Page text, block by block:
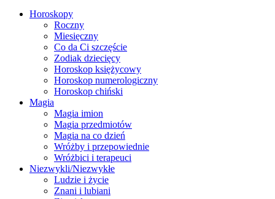
Horoskopy
Roczny
Miesięczny
Co da Ci szczęście
Zodiak dziecięcy
Horoskop księżycowy
Horoskop numerologiczny
Horoskop chiński
Magia
Magia imion
Magia przedmiotów
Magia na co dzień
Wróżby i przepowiednie
Wróżbici i terapeuci
Niezwykli/Niezwykłe
Ludzie i życie
Znani i lubiani